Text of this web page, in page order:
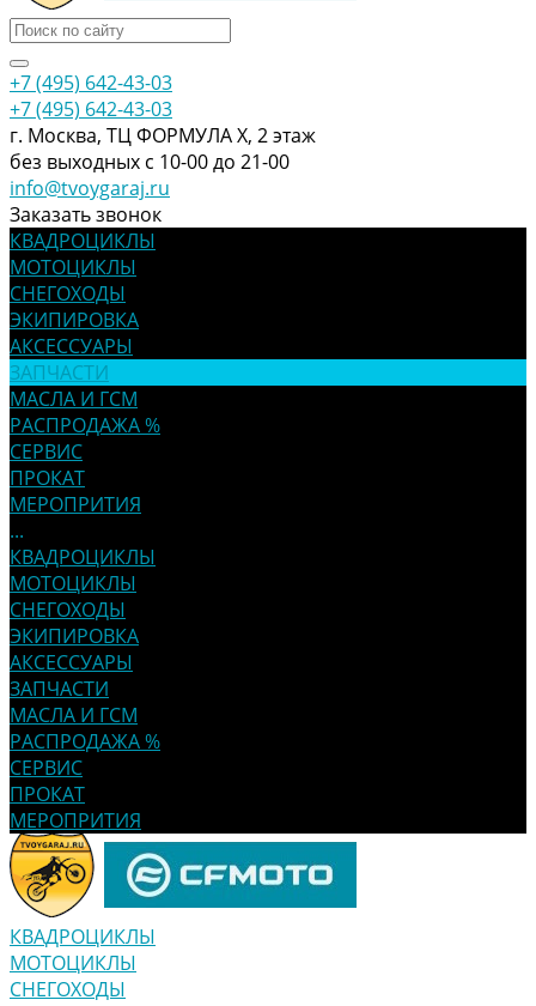
+7 (495) 642-43-03
+7 (495) 642-43-03
г. Москва, ТЦ ФОРМУЛА Х, 2 этаж
без выходных с 10-00 до 21-00
info@tvoygaraj.ru
Заказать звонок
КВАДРОЦИКЛЫ
МОТОЦИКЛЫ
СНЕГОХОДЫ
ЭКИПИРОВКА
АКСЕССУАРЫ
ЗАПЧАСТИ
МАСЛА И ГСМ
РАСПРОДАЖА %
СЕРВИС
ПРОКАТ
МЕРОПРИТИЯ
...
КВАДРОЦИКЛЫ
МОТОЦИКЛЫ
СНЕГОХОДЫ
ЭКИПИРОВКА
АКСЕССУАРЫ
ЗАПЧАСТИ
МАСЛА И ГСМ
РАСПРОДАЖА %
СЕРВИС
ПРОКАТ
МЕРОПРИТИЯ
КВАДРОЦИКЛЫ
МОТОЦИКЛЫ
СНЕГОХОДЫ